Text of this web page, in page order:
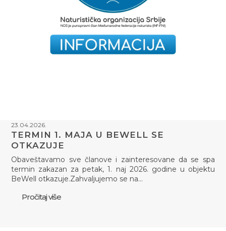
23.04.2026.
TERMIN 1. MAJA U BEWELL SE
OTKAZUJE
Obaveštavamo sve članove i zainteresovane da se spa
termin zakazan za petak, 1. naj 2026. godine u objektu
BeWell otkazuje.Zahvaljujemo se na…
Pročitaj više